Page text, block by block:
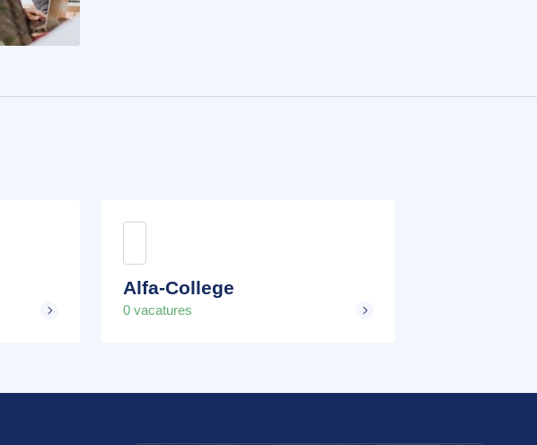
Alfa-College
0 vacatures